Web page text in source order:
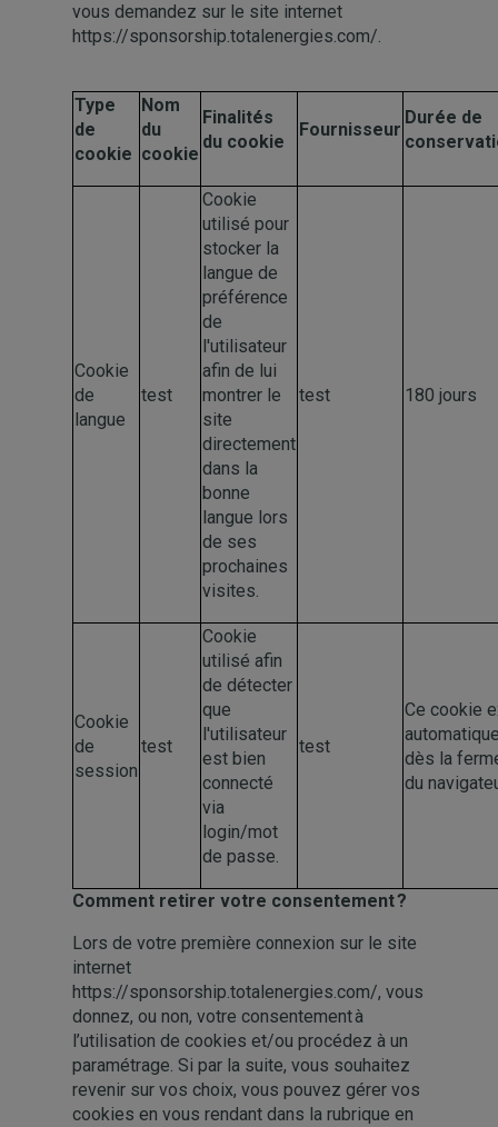
vous demandez sur le site internet
https://sponsorship.totalenergies.com/.
Type
de
cookie
Nom
du
cookie
Finalités
du cookie
Fournisseur
Durée de
Cookie
de
langue
test
Cookie
utilisé pour
stocker la
langue de
préférence
de
l'utilisateur
afin de lui
montrer le
site
directement
dans la
bonne
langue lors
de ses
prochaines
visites.
test 180 jours
Cookie
de
session
test
Cookie
utilisé afin
de détecter
que
l'utilisateur
est bien
connecté
via
login/mot
de passe.
test
Ce cookie
dès la
du
Comment retirer votre consentement ?
Lors de votre première connexion sur le site
internet
https://sponsorship.totalenergies.com/, vous
donnez, ou non, votre consentement à
l’utilisation de cookies et/ou procédez à un
paramétrage. Si par la suite, vous souhaitez
revenir sur vos choix, vous pouvez gérer vos
cookies en vous rendant dans la rubrique en